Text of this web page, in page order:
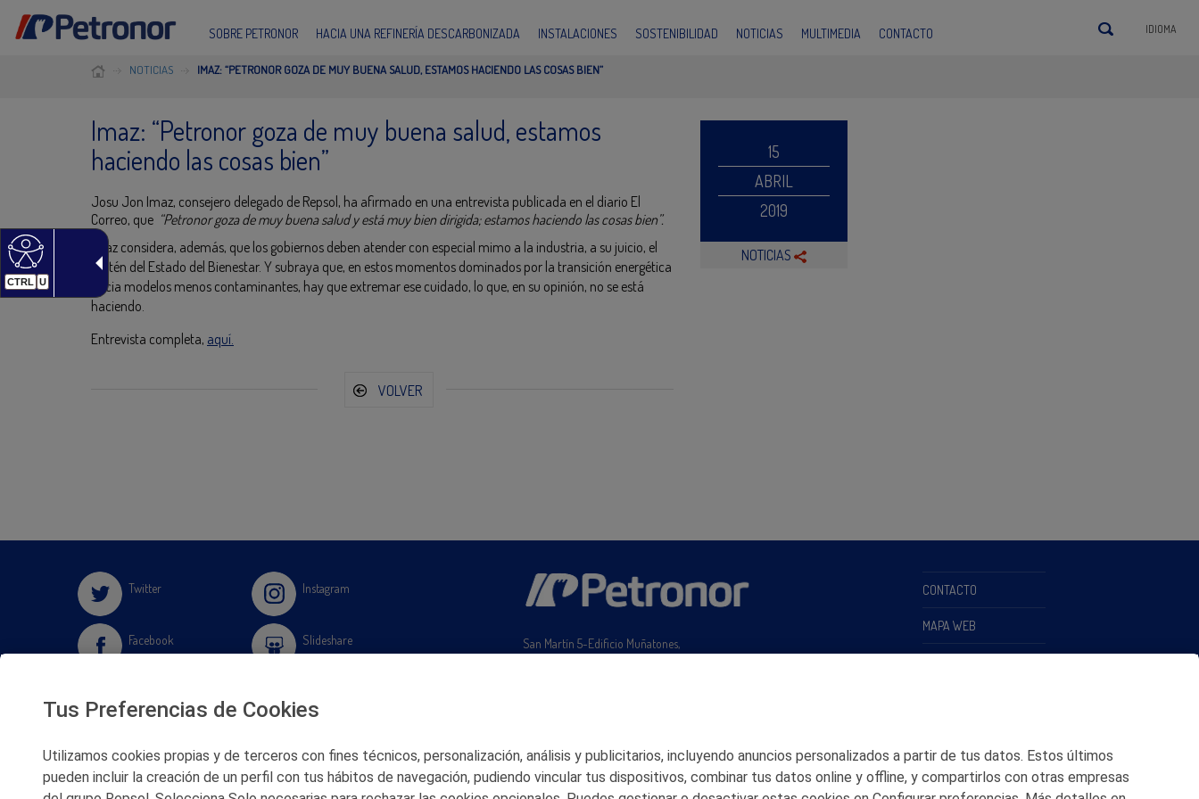
CTRL U
SOBRE PETRONOR HACIA UNA REFINERÍA DESCARBONIZADA INSTALACIONES SOSTENIBILIDAD NOTICIAS MULTIMEDIA CONTACTO IDIOMA
NOTICIAS IMAZ: “PETRONOR GOZA DE MUY BUENA SALUD, ESTAMOS HACIENDO LAS COSAS BIEN”
Imaz: “Petronor goza de muy buena salud, estamos
haciendo las cosas bien”
Josu Jon Imaz, consejero delegado de Repsol, ha afirmado en una entrevista publicada en el diario El
Correo, que “Petronor goza de muy buena salud y está muy bien dirigida; estamos haciendo las cosas bien”.
Imaz considera, además, que los gobiernos deben atender con especial mimo a la industria, a su juicio, el
sostén del Estado del Bienestar. Y subraya que, en estos momentos dominados por la transición energética
hacia modelos menos contaminantes, hay que extremar ese cuidado, lo que, en su opinión, no se está
haciendo.
Entrevista completa, aquí.
VOLVER
15
ABRIL
2019
NOTICIAS
Twitter
Facebook
Instagram
Slideshare
San Martín 5-Edificio Muñatones,
48550 Muskiz (Bizkaia)
CONTACTO
MAPA WEB
CANAL DE ÉTICA
Tus Preferencias de Cookies
Utilizamos cookies propias y de terceros con fines técnicos, personalización, análisis y publicitarios, incluyendo anuncios personalizados a partir de tus datos. Estos últimos
pueden incluir la creación de un perfil con tus hábitos de navegación, pudiendo vincular tus dispositivos, combinar tus datos online y offline, y compartirlos con otras empresas